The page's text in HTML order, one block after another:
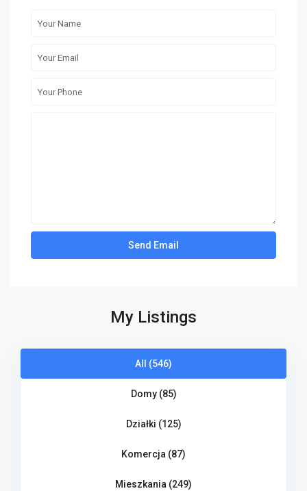
My Listings
All (546)
Domy (85)
Działki (125)
Komercja (87)
Mieszkania (249)